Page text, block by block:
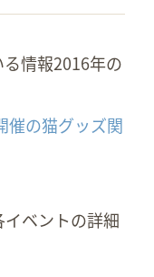
情報2016年の
催の猫グッズ関
ベントの詳細